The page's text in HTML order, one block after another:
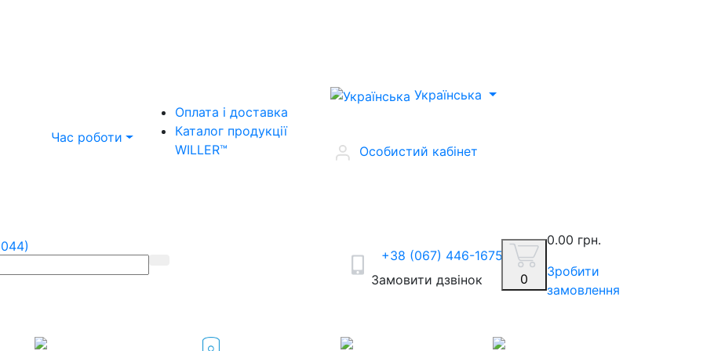
Час роботи
Оплата і доставка
Каталог продукції
WILLER™
Українська
Особистий кабінет
+38 (067) 446-1675
Замовити дзвінок
0
0.00 грн.
Зробити
замовлення